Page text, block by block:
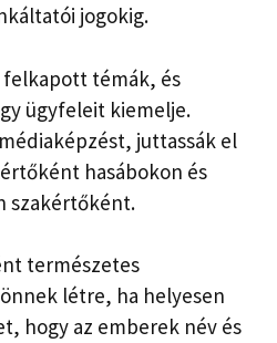
jogokig.
felkapott témák, és
ügyfeleit kiemelje.
juttassák el
hasábokon és
szakértőként.
természetes
létre, ha helyesen
hogy az emberek név és